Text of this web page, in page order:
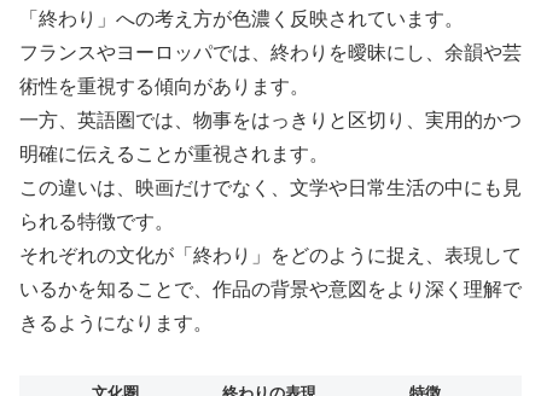
「終わり」への考え方が色濃く反映されています。
フランスやヨーロッパでは、終わりを曖昧にし、余韻や芸
術性を重視する傾向があります。
一方、英語圏では、物事をはっきりと区切り、実用的かつ
明確に伝えることが重視されます。
この違いは、映画だけでなく、文学や日常生活の中にも見
られる特徴です。
それぞれの文化が「終わり」をどのように捉え、表現して
いるかを知ることで、作品の背景や意図をより深く理解で
きるようになります。